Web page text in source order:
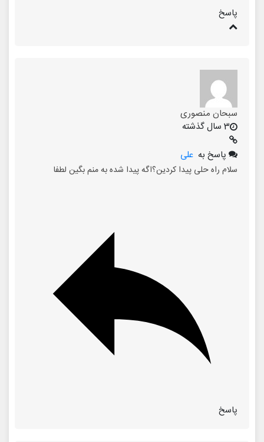
پاسخ
سبحان منصوری
3 سال گذشته
پاسخ به علی
سلام راه حلی پیدا کردین؟اگه پیدا شده به منم بگین لطفا
پاسخ